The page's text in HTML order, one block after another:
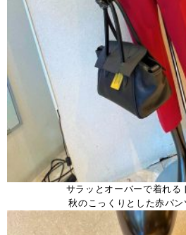
サラッとオーバーで着れる
秋のこっくりとした赤パ